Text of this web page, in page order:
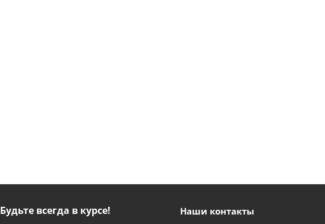
Будьте всегда в курсе! Наши контакты